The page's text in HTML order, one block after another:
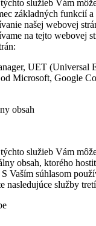
služieb Vám
základných funkcií
našej webovej
na tejto webovej
UET (Universal
Microsoft, Google
obsah
služieb Vám
obsah, ktorého
Vaším súhlasom
nasledujúce služby